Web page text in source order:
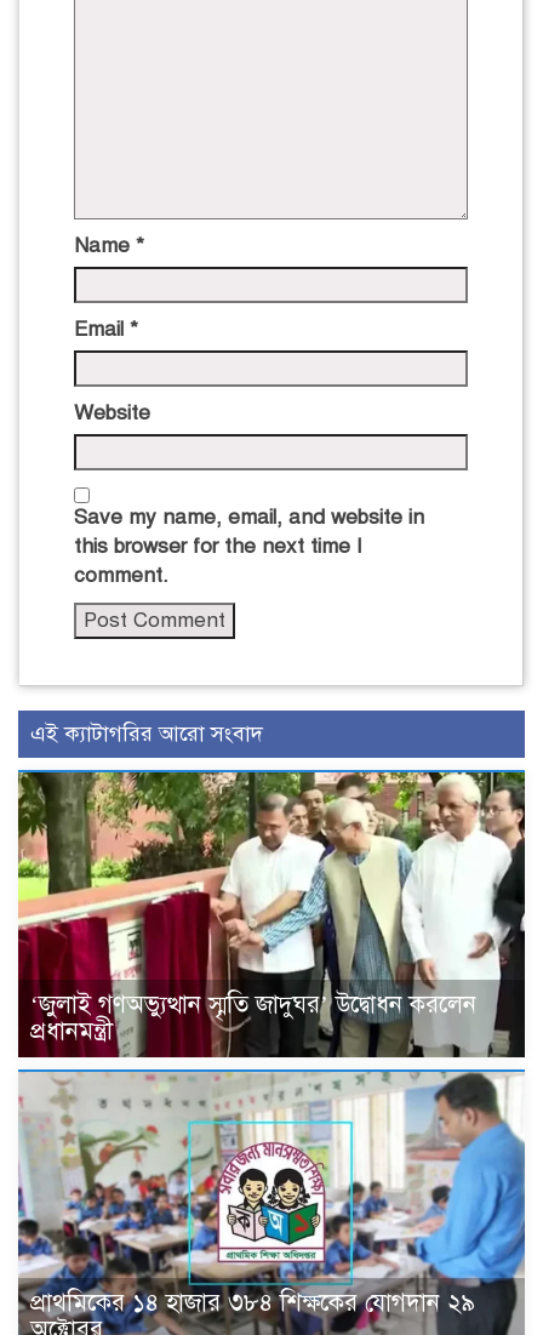
Name *
Email *
Website
Save my name, email, and website in
this browser for the next time I
comment.
এই ক্যাটাগরির আরো সংবাদ
‘জুলাই গণঅভ্যুত্থান স্মৃতি জাদুঘর’ উদ্বোধন করলেন
প্রধানমন্ত্রী
প্রাথমিকের ১৪ হাজার ৩৮৪ শিক্ষকের যোগদান ২৯